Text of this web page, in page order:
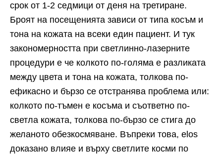
срок от 1-2 седмици от деня на третиране.
Броят на посещенията зависи от типа косъм и
тона на кожата на всеки един пациент. И тук
закономерността при светлинно-лазерните
процедури е че колкото по-голяма е разликата
между цвета и тона на кожата, толкова по-
ефикасно и бързо се отстранява проблема или:
колкото по-тъмен е косъма и съответно по-
светла кожата, толкова по-бързо се стига до
желаното обезкосмяване. Въпреки това, elos
доказано влияе и върху светлите косми по